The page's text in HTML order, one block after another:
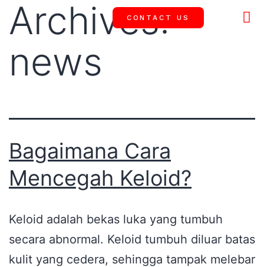
CONTACT US
Archives:
news
Bagaimana Cara
Mencegah Keloid?
Keloid adalah bekas luka yang tumbuh
secara abnormal. Keloid tumbuh diluar batas
kulit yang cedera, sehingga tampak melebar